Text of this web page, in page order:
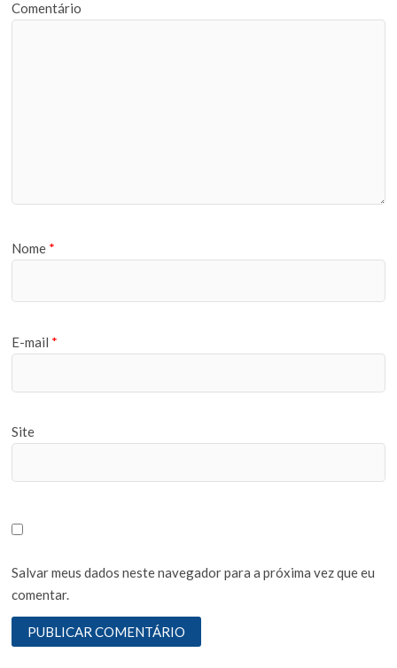
Comentário
Nome *
E-mail *
Site
Salvar meus dados neste navegador para a próxima vez que eu
comentar.